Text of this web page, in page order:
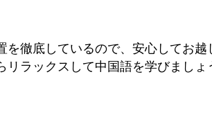
徹底しているので、安心してお越
ラックスして中国語を学びましょ